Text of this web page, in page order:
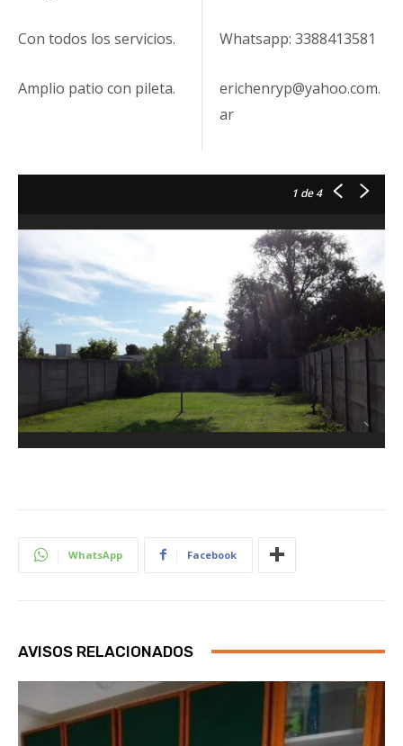
Con todos los servicios.
Amplio patio con pileta.
Whatsapp: 3388413581
erichenryp@yahoo.com.
ar
1 de 4
WhatsApp Facebook
AVISOS RELACIONADOS